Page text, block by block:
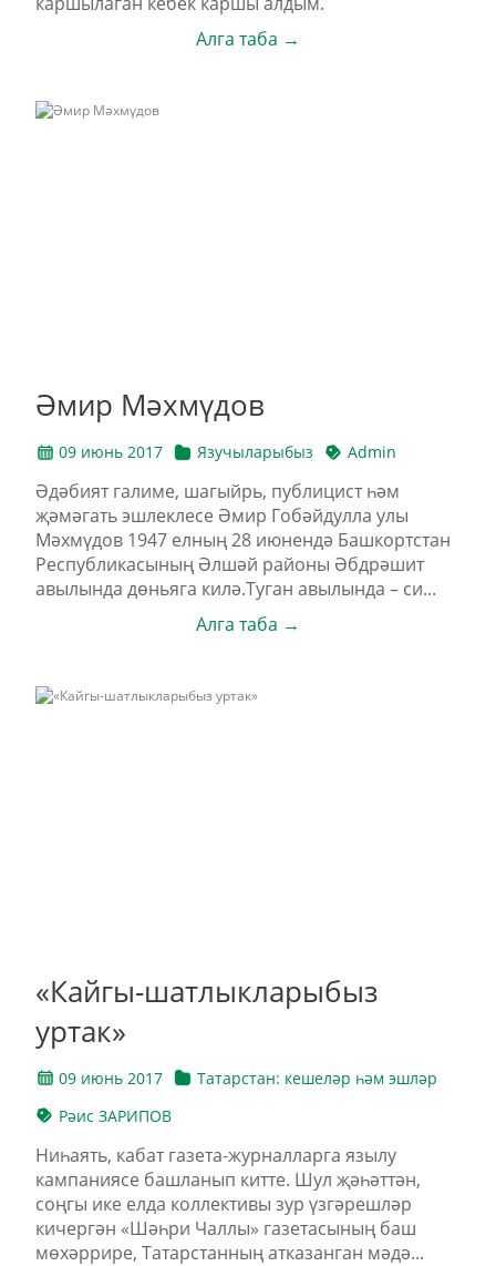
Алга таба →
Әмир Мәхмүдов
09 июнь 2017 Язучыларыбыз Admin
Әдәбият галиме, шагыйрь, публицист һәм
җәмәгать эшлеклесе Әмир Гобәйдулла улы
Мәхмүдов 1947 елның 28 июнендә Башкортстан
Республикасының Әлшәй районы Әбдрәшит
авылында дөньяга килә.Туган авылында – си...
Алга таба →
«Кайгы-шатлыкларыбыз
уртак»
09 июнь 2017
Татарстан: кешеләр һәм эшләр
Рәис ЗАРИПОВ
Ниһаять, кабат газета-журналларга язылу
кампаниясе башланып китте. Шул җәһәттән,
соңгы ике елда коллективы зур үзгәрешләр
кичергән «Шәһри Чаллы» газетасының баш
мөхәррире, Татарстанның атказанган мәдә...